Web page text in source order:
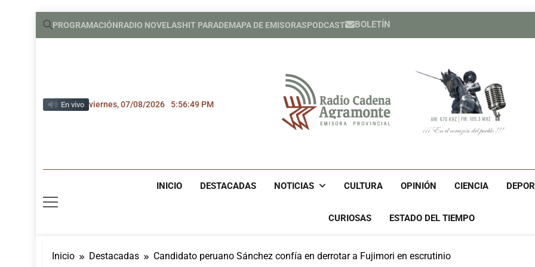
Saltar
PROGRAMACIÓNRADIO NOVELASHIT PARADEMAPA DE EMISORASPODCAST BOLETÍN
Héroe
Héroe
España
En vivo viernes, 07/08/2026 5:56:50 PM
Radio Cadena
INICIO DESTACADAS NOTICIAS CULTURA OPINIÓN CIENCIA
CURIOSAS ESTADO DEL TIEMPO
Inicio Destacadas Candidato peruano Sánchez confía en derrotar a Fujimori en escrutinio